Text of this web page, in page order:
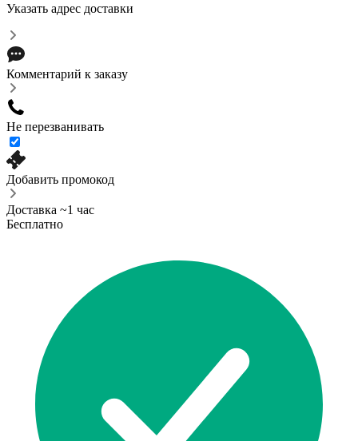
Указать адрес доставки
Комментарий к заказу
Не перезванивать
Добавить промокод
Доставка ~1 час
Бесплатно